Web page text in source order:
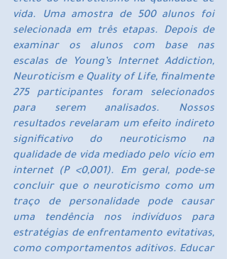
vida. Uma amostra de 500 alunos foi
selecionada em três etapas. Depois de
examinar os alunos com base nas
escalas de Young’s Internet Addiction,
Neuroticism e Quality of Life, finalmente
275 participantes foram selecionados
para serem analisados. Nossos
resultados revelaram um efeito indireto
significativo do neuroticismo na
qualidade de vida mediado pelo vício em
internet (P <0,001). Em geral, pode-se
concluir que o neuroticismo como um
traço de personalidade pode causar
uma tendência nos indivíduos para
estratégias de enfrentamento evitativas,
como comportamentos aditivos. Educar